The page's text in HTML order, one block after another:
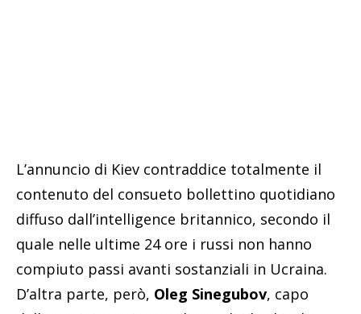
L’annuncio di Kiev contraddice totalmente il
contenuto del consueto bollettino quotidiano
diffuso dall’intelligence britannico, secondo il
quale nelle ultime 24 ore i russi non hanno
compiuto passi avanti sostanziali in Ucraina.
D’altra parte, però, Oleg Sinegubov, capo